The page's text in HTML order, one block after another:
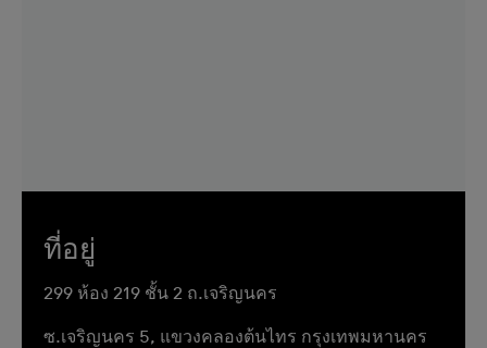
ที่อยู่
299 ห้อง 219 ชั้น 2 ถ.เจริญนคร
ซ.เจริญนคร 5, แขวงคลองต้นไทร กรุงเทพมหานคร